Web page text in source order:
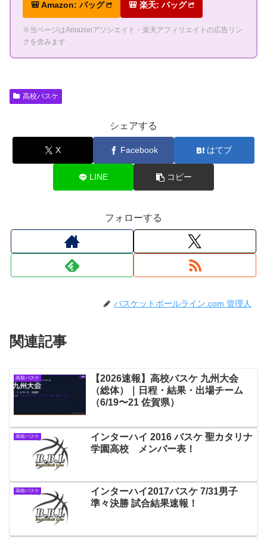
🎒 Amazon: バッグ 🎒 楽天: バッグ
※当ページはAmazonアソシエイト・楽天アフィリエイトの広告リン
クを含みます
高校バスケ
シェアする
X Facebook はてブ
LINE コピー
フォローする
バスケットボールライン.com 管理人
関連記事
高校バスケ
【2026速報】高校バスケ 九州大会
（総体）｜日程・結果・出場チーム
（6/19〜21 佐賀県）
高校バスケ
インターハイ 2016 バスケ 聖カタリナ
学園高校 メンバー表！
高校バスケ
インターハイ2017バスケ 7/31男子
準々決勝 試合結果速報！